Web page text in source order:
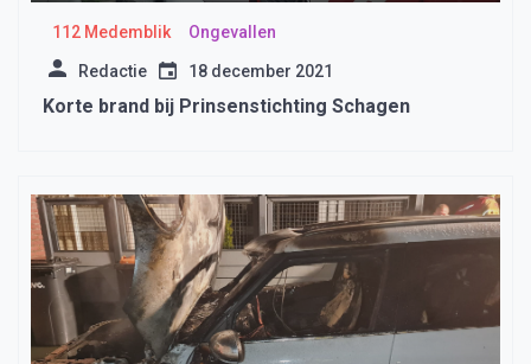
112 Medemblik Ongevallen
Redactie 18 december 2021
Korte brand bij Prinsenstichting Schagen